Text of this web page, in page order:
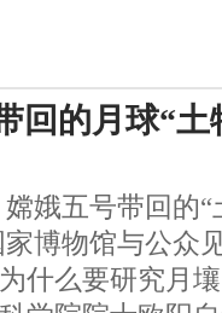
回的月球“
嫦娥五号带回的
博物馆与公众
什么要研究月